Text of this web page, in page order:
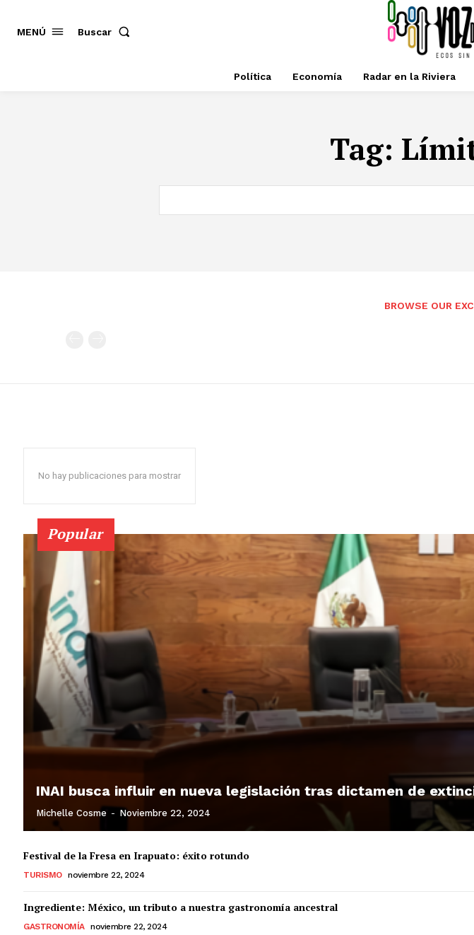
MENÚ Buscar
Política Economía Radar en la Riviera
Tag:
BROWSE OUR
No hay publicaciones para mostrar
Popular
INAI busca influir en nueva legislación tras dictamen de
Michelle Cosme - Noviembre 22, 2024
Festival de la Fresa en Irapuato: éxito rotundo
TURISMO noviembre 22, 2024
Ingrediente: México, un tributo a nuestra gastronomía ancestral
GASTRONOMÍA noviembre 22, 2024